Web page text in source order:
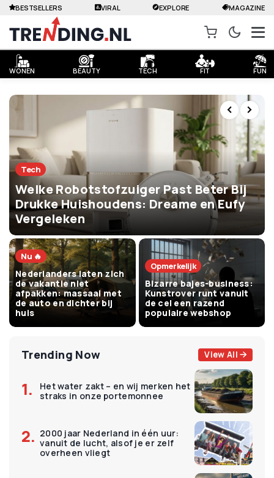
WONEN BEAUTY TECH FIT FUN
BESTSELLERS VIRAL EXPLORE MAGAZINE
Tech
Welke Robotstofzuiger Past Beter Bij
Drukke Huishoudens: Dreame en Eufy
Vergeleken
Nu 🔥
Nederlanders laten zich
de vakantie niet
afpakken: massaal met
de auto en dichter bij
huis
Opmerkelijk
Bizarre bajes-business:
Kunstrover runt vanuit
de cel een razend
populaire webshop
Trending Now View All
Het water zakt – en wij merken het
straks in onze portemonnee
2000 jaar Nederland in één uur:
vanuit de lucht, alsof je er zelf
overheen vliegt